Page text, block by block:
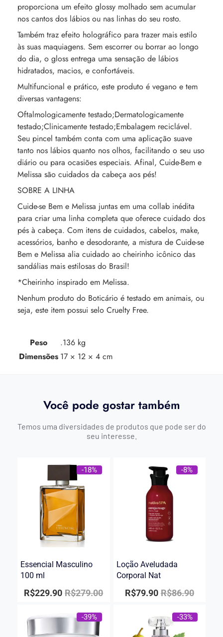
proporciona um efeito glossy molhado sem acumular
nos cantos dos lábios ou nas linhas do seu rosto.
Também traz efeito holográfico para trazer mais estilo
às suas maquiagens. Sem escorrer ou borrar ao longo
do dia, o gloss entrega uma sensação de lábios
hidratados, macios, e confortáveis.
Multifuncional e prático, este produto é vegano e tem
diversas vantagens:
Oftalmologicamente testado;Dermatologicamente
testado;Clinicamente testado;Embalagem reciclável.
Seu pincel também conta com uma aplicação suave
tanto nos lábios quanto nos olhos, facilitando o seu uso
diário ou para ocasiões especiais. Afinal, Cuide-Bem e
Melissa são cuidados da cabeça aos pés!
SOBRE A LINHA
Cuide-se Bem e Melissa juntas em uma collab inédita
para criar uma linha completa que oferece cuidado dos
pés à cabeça. Com itens de cuidados, cabelos, make,
acessórios, banho e desodorante, a mistura de Cuide-se
Bem e Melissa alia cuidado ao cheirinho icônico das
sandálias mais estilosas do Brasil!
*Cheirinho inspirado em Melissa.
Nenhum produto do Boticário é testado em animais, ou
seja, este item possui selo Cruelty Free.
Peso
.136 kg
Dimensões 17 × 12 × 4 cm
Você pode gostar também
Temos uma diversidades de produtos que pode ser do
seu interesse.
-18%
Essencial Masculino
100 ml
R$279.00
R$229.90
-8%
Loção Aveludada
Corporal Nat
R$86.90
R$79.90
-39% -33%